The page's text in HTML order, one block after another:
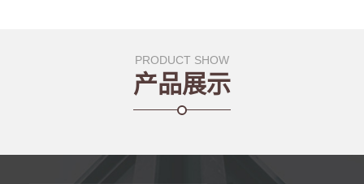
PRODUCT SHOW
产品展示